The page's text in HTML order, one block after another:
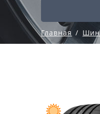
Главная